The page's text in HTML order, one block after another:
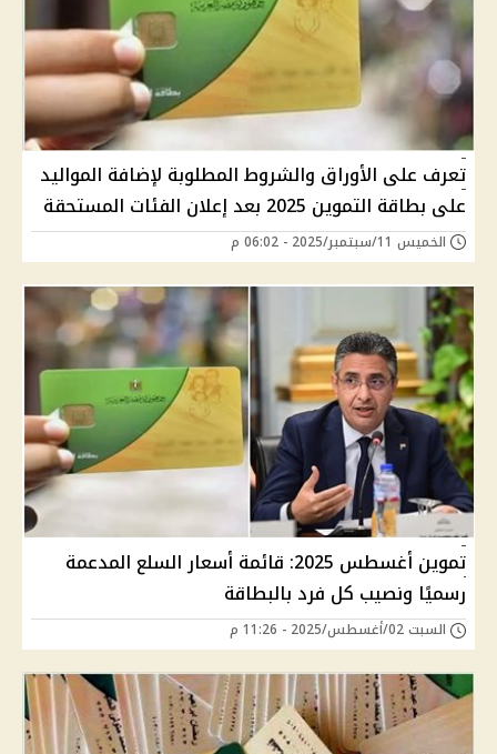
تعرف على الأوراق والشروط المطلوبة لإضافة المواليد
على بطاقة التموين 2025 بعد إعلان الفئات المستحقة
الخميس 11/سبتمبر/2025 - 06:02 م
تموين أغسطس 2025: قائمة أسعار السلع المدعمة
رسميًا ونصيب كل فرد بالبطاقة
السبت 02/أغسطس/2025 - 11:26 م